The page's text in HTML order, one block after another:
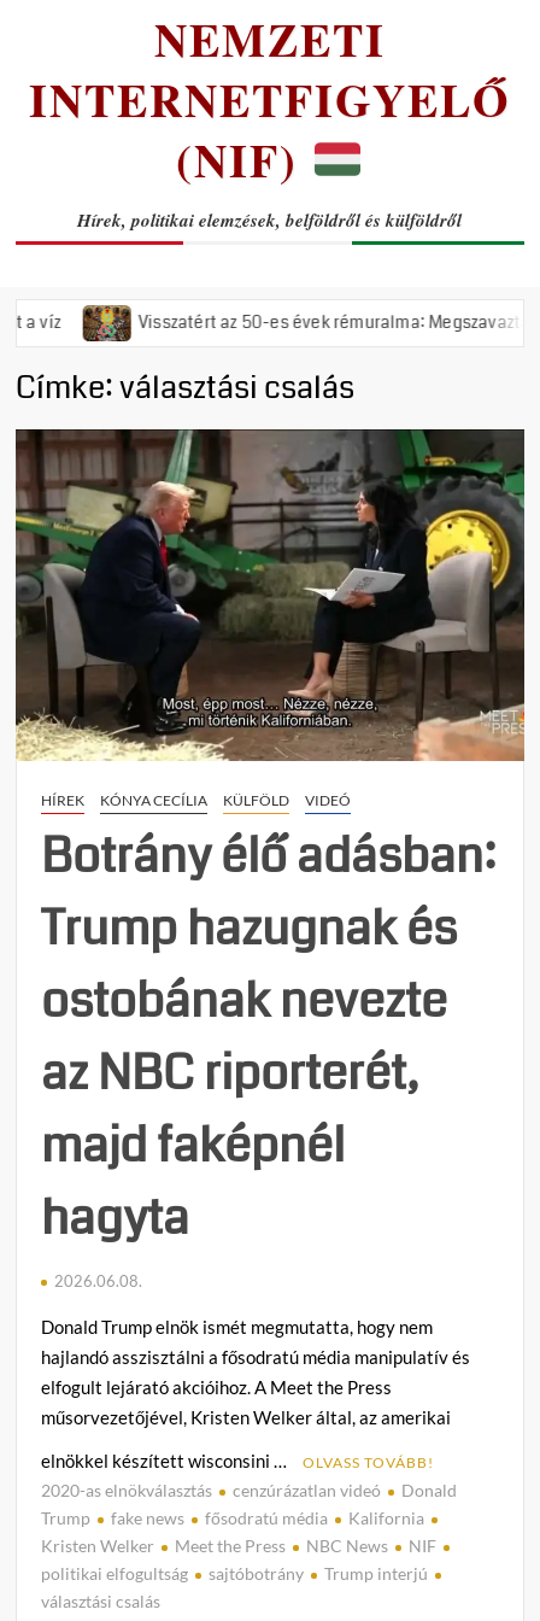
NEMZETI
INTERNETFIGYELŐ
(NIF)
Hírek, politikai elemzések, belföldről és külföldről
Visszatért az 50-es évek rémuralma: Megszavazta az
Címke:választási csalás
HÍREK KÓNYA CECÍLIA KÜLFÖLD VIDEÓ
Botrány élő adásban:
Trump hazugnak és
ostobának nevezte
az NBC riporterét,
majd faképnél
hagyta
2026.06.08.
Donald Trump elnök ismét megmutatta, hogy nem
hajlandó asszisztálni a fősodratú média manipulatív és
elfogult lejárató akcióihoz. A Meet the Press
műsorvezetőjével, Kristen Welker által, az amerikai
elnökkel készített wisconsini …
OLVASS TOVÁBB!
2020-as elnökválasztás cenzúrázatlan videó
Donald
Trump
fake news fősodratú média
Kalifornia
Kristen Welker
Meet the Press NBC News
NIF
politikai elfogultság
sajtóbotrány
Trump interjú
választási csalás